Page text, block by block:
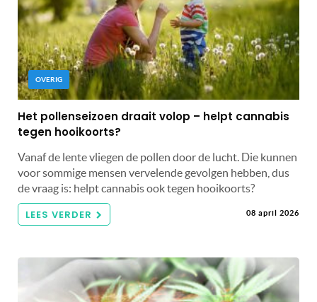
OVERIG
Het pollenseizoen draait volop – helpt cannabis
tegen hooikoorts?
Vanaf de lente vliegen de pollen door de lucht. Die kunnen
voor sommige mensen vervelende gevolgen hebben, dus
de vraag is: helpt cannabis ook tegen hooikoorts?
LEES VERDER 08 april 2026